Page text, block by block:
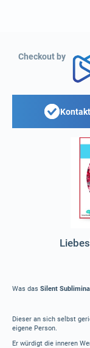
Checkout by
Kontakt
Was das Silent
Dieser an sich selbst
eigene Person.
Er würdigt die inneren